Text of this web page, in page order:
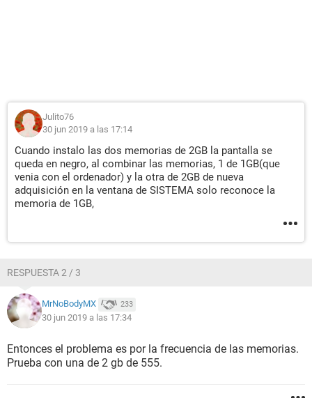
Julito76
30 jun 2019 a las 17:14
Cuando instalo las dos memorias de 2GB la pantalla se
queda en negro, al combinar las memorias, 1 de 1GB(que
venia con el ordenador) y la otra de 2GB de nueva
adquisición en la ventana de SISTEMA solo reconoce la
memoria de 1GB,
RESPUESTA 2 / 3
MrNoBodyMX 233
30 jun 2019 a las 17:34
Entonces el problema es por la frecuencia de las memorias.
Prueba con una de 2 gb de 555.